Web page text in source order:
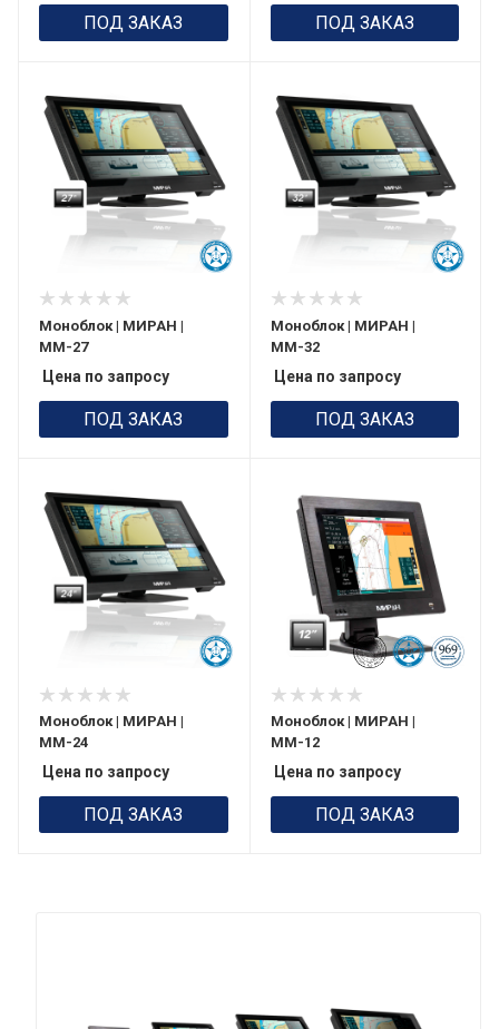
ПОД ЗАКАЗ ПОД ЗАКАЗ
Моноблок | МИРАН |
ММ-27
Цена по запросу
ПОД ЗАКАЗ
Моноблок | МИРАН |
ММ-32
Цена по запросу
ПОД ЗАКАЗ
Моноблок | МИРАН |
ММ-24
Цена по запросу
ПОД ЗАКАЗ
Моноблок | МИРАН |
ММ-12
Цена по запросу
ПОД ЗАКАЗ